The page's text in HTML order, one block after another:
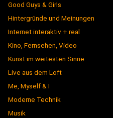
Good Guys & Girls
Hintergründe und Meinungen
Internet interaktiv + real
Kino, Fernsehen, Video
Kunst im weitesten Sinne
Live aus dem Loft
Me, Myself & I
Moderne Technik
Musik